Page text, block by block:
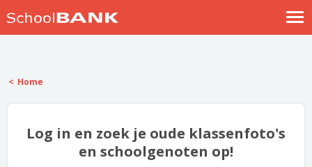
Help
Home
Log in en zoek je oude klassenfoto's
en schoolgenoten op!